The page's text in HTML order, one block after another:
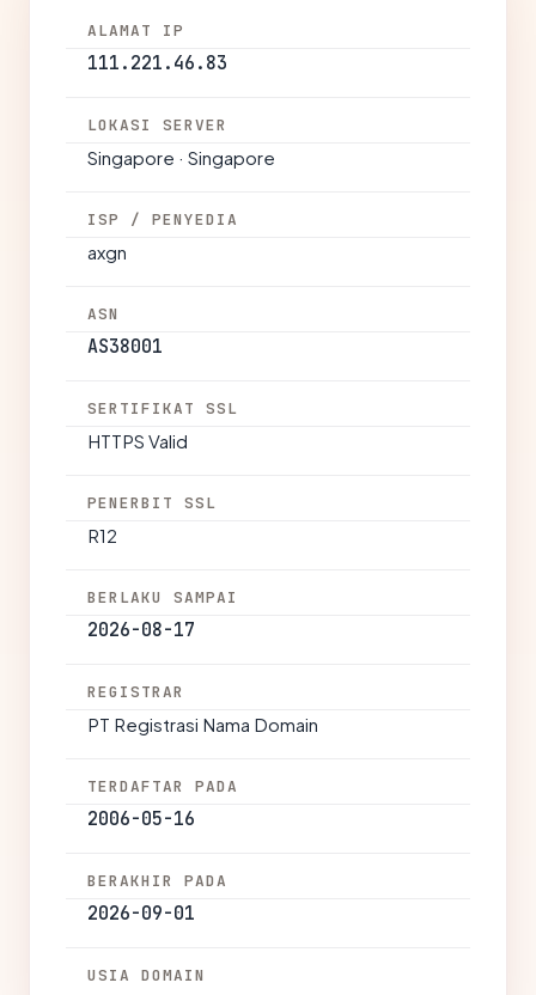
ALAMAT IP
111.221.46.83
LOKASI SERVER
Singapore · Singapore
ISP / PENYEDIA
axgn
ASN
AS38001
SERTIFIKAT SSL
HTTPS Valid
PENERBIT SSL
R12
BERLAKU SAMPAI
2026-08-17
REGISTRAR
PT Registrasi Nama Domain
TERDAFTAR PADA
2006-05-16
BERAKHIR PADA
2026-09-01
USIA DOMAIN